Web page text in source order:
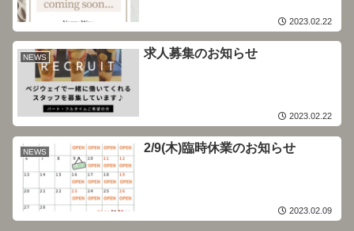
2023.02.22
NEWS 求人募集のお知らせ
2023.02.22
NEWS 2/9(木)臨時休業のお知らせ
2023.02.09